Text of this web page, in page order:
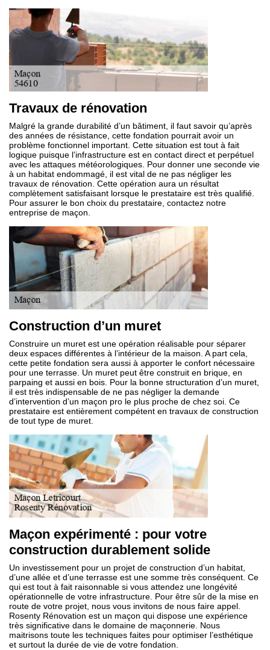
Travaux de rénovation
Malgré la grande durabilité d’un bâtiment, il faut savoir qu’après
des années de résistance, cette fondation pourrait avoir un
problème fonctionnel important. Cette situation est tout à fait
logique puisque l’infrastructure est en contact direct et perpétuel
avec les attaques météorologiques. Pour donner une seconde vie
à un habitat endommagé, il est vital de ne pas négliger les
travaux de rénovation. Cette opération aura un résultat
complètement satisfaisant lorsque le prestataire est très qualifié.
Pour assurer le bon choix du prestataire, contactez notre
entreprise de maçon.
Construction d’un muret
Construire un muret est une opération réalisable pour séparer
deux espaces différentes à l’intérieur de la maison. A part cela,
cette petite fondation sera aussi à apporter le confort nécessaire
pour une terrasse. Un muret peut être construit en brique, en
parpaing et aussi en bois. Pour la bonne structuration d’un muret,
il est très indispensable de ne pas négliger la demande
d’intervention d’un maçon pro le plus proche de chez soi. Ce
prestataire est entièrement compétent en travaux de construction
de tout type de muret.
Maçon expérimenté : pour votre
construction durablement solide
Un investissement pour un projet de construction d’un habitat,
d’une allée et d’une terrasse est une somme très conséquent. Ce
qui est tout à fait raisonnable si vous attendez une longévité
opérationnelle de votre infrastructure. Pour être sûr de la mise en
route de votre projet, nous vous invitons de nous faire appel.
Rosenty Rénovation est un maçon qui dispose une expérience
très significative dans le domaine de maçonnerie. Nous
maitrisons toute les techniques faites pour optimiser l’esthétique
et surtout la durée de vie de votre fondation.